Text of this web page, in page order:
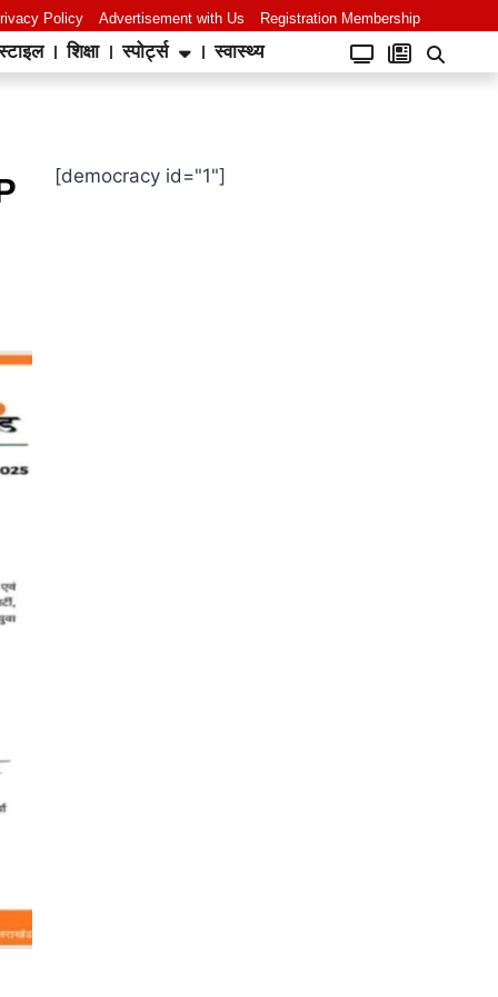
Policy Advertisement with Us Registration Membership
शिक्षा स्पोर्ट्स स्वास्थ्य
[democracy id="1"]